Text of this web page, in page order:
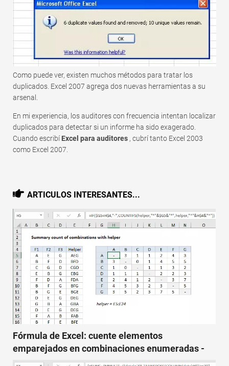
Como puede ver, existen muchos métodos para tratar los
duplicados. Excel 2007 agrega dos nuevas herramientas a su
arsenal.
En mi experiencia, los auditores con frecuencia intentan localizar
duplicados para detectar si un informe ha sido exagerado.
Cuando escribí Excel para auditores , cubrí tanto Excel 2003
como Excel 2007.
ARTICULOS INTERESANTES...
Fórmula de Excel: cuente elementos
emparejados en combinaciones enumeradas -